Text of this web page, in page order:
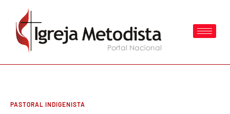
PASTORAL INDIGENISTA